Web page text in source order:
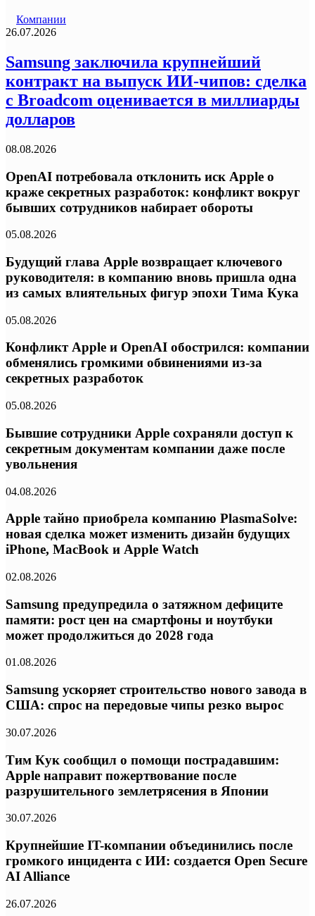
Компании
26.07.2026
Samsung заключила крупнейший
контракт на выпуск ИИ-чипов: сделка
с Broadcom оценивается в миллиарды
долларов
08.08.2026
OpenAI потребовала отклонить иск Apple о
краже секретных разработок: конфликт вокруг
бывших сотрудников набирает обороты
05.08.2026
Будущий глава Apple возвращает ключевого
руководителя: в компанию вновь пришла одна
из самых влиятельных фигур эпохи Тима Кука
05.08.2026
Конфликт Apple и OpenAI обострился: компании
обменялись громкими обвинениями из-за
секретных разработок
05.08.2026
Бывшие сотрудники Apple сохраняли доступ к
секретным документам компании даже после
увольнения
04.08.2026
Apple тайно приобрела компанию PlasmaSolve:
новая сделка может изменить дизайн будущих
iPhone, MacBook и Apple Watch
02.08.2026
Samsung предупредила о затяжном дефиците
памяти: рост цен на смартфоны и ноутбуки
может продолжиться до 2028 года
01.08.2026
Samsung ускоряет строительство нового завода в
США: спрос на передовые чипы резко вырос
30.07.2026
Тим Кук сообщил о помощи пострадавшим:
Apple направит пожертвование после
разрушительного землетрясения в Японии
30.07.2026
Крупнейшие IT-компании объединились после
громкого инцидента с ИИ: создается Open Secure
AI Alliance
26.07.2026